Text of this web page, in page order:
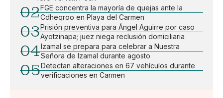
02FGE concentra la mayoría de quejas ante la
Cdheqroo en Playa del Carmen
03Prisión preventiva para Ángel Aguirre por caso
Ayotzinapa; juez niega reclusión domiciliaria
04Izamal se prepara para celebrar a Nuestra
Señora de Izamal durante agosto
05Detectan alteraciones en 67 vehículos durante
verificaciones en Carmen